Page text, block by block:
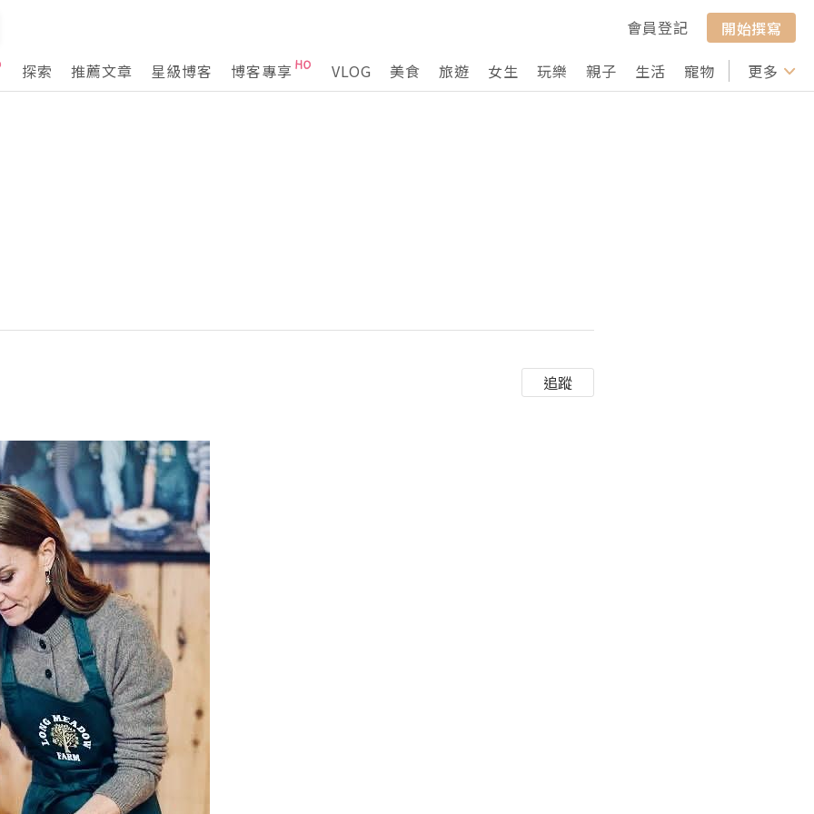
會員登記
開始撰寫
探索
推薦文章 星級博客 博客專享 VLOG 美食 旅遊 女生 玩樂 親子 生活 寵物 行山 打卡
更多
追蹤